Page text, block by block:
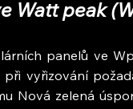
Watt peak
panelů ve
vyřizování
Nová zelená